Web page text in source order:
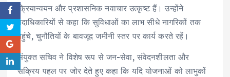
क्रियान्वयन और प्रशासनिक नवाचार उत्कृष्ट हैं। उन्होंने
पदाधिकारियों से कहा कि सुविधाओं का लाभ सीधे नागरिकों तक
पहुंचे, चुनौतियों के बावजूद जमीनी स्तर पर कार्य करते रहें।
संयुक्त सचिव ने विशेष रूप से जन-सेवा, संवेदनशीलता और
सक्रिय पहल पर जोर देते हुए कहा कि यदि योजनाओं को लाभुकों